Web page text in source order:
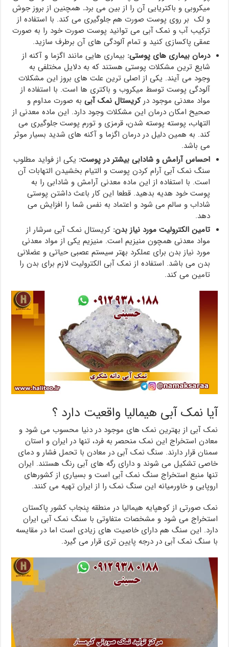
میکروبی و باکتریایی آن را از بین می برد. همچنین از بروز جوش
و لک بر روی پوست صورت هم جلوگیری می کند. با استفاده از
ترکیب آب و نمک آبی می توانید پوست صورت خود را به صورت
عمقی پاکسازی کنید و تمام آلودگی های آن برطرف سازید.
درمان بیماری های پوستی: بیماری هایی مانند اگزما و آکنه از
شایع ترین مشکلات پوستی هستند که به دلایل مختلفی به
وجود می آیند. یکی از اصلی ترین علت های بروز این مشکلات
آلودگی پوست توسط میکروب و باکتری ها است. با استفاده از
مواد معدنی موجود درکریستال نمک آبی به صورت مداوم و
صحیح امکان درمان این مشکلات وجود دارد. این ماده معدنی از
التهاب، پوسته پوسته شدن، قرمزی و تورم پوست جلوگیری می
کند. به همین دلیل در درمان اگزما و آکنه های شدید بسیار موثر
می باشد.
احساس آرامش و شادابی بیشتر در پوست: یکی از فواید مطلوب
سنگ نمک آبی آرام کردن پوست و التیام بخشیدن التهابات آن
است. با استفاده از این ماده معدنی آرامش و شادابی را به
پوست خود هدیه بدهید. قطعا این کار باعث داشتن پوستی
شاداب و سالم می شود و اعتماد به نفس شما را افزایش می
دهد.
تامین الکترولیت مورد نیاز بدن:کریستال نمک آبی سرشار از
مواد معدنی همچون منیزیم است. منیزیم یکی از مواد معدنی
مورد نیاز بدن برای عملکرد بهتر سیستم عصبی حیاتی و عضلانی
بدن می باشد. استفاده از نمک آبی الکترولیت لازم برای بدن را
تامین می کند.
آیا نمک آبی هیمالیا واقعیت دارد ؟
نمک آبی از بهترین نمک های موجود در دنیا محسوب می شود و
معادن استخراج این نمک منحصر به فرد، تنها در ایران و استان
سمنان قرار دارند. سنگ نمک آبی در معادن با تحمل فشار و دمای
خاصی تشکیل می شوند و دارای رگه های آبی رنگ هستند. ایران
تنها منبع استخراج سنگ نمک آبی است و بسیاری از کشورهای
اروپایی و خاورمیانه این سنگ نمک را از ایران تهیه می کنند.
نمک صورتی از کوهپایه هیمالیا در منطقه پنجاب کشور پاکستان
استخراج می شود و مشخصات متفاوتی با سنگ نمک آبی ایران
دارد. این سنگ هم دارای خاصیت های زیادی است اما در مقایسه
با سنگ نمک آبی در درجه پایین تری قرار می گیرد.